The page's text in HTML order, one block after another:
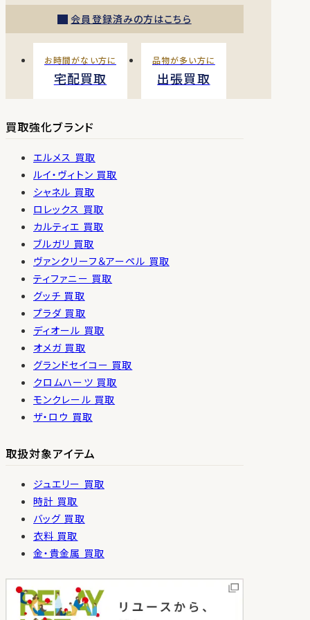
会員登録済みの方はこちら
お時間がない方に
宅配買取
品物が多い方に
出張買取
買取強化ブランド
エルメス 買取
ルイ・ヴィトン 買取
シャネル 買取
ロレックス 買取
カルティエ 買取
ブルガリ 買取
ヴァンクリーフ＆アーペル 買取
ティファニー 買取
グッチ 買取
プラダ 買取
ディオール 買取
オメガ 買取
グランドセイコー 買取
クロムハーツ 買取
モンクレール 買取
ザ・ロウ 買取
取扱対象アイテム
ジュエリー 買取
時計 買取
バッグ 買取
衣料 買取
金・貴金属 買取